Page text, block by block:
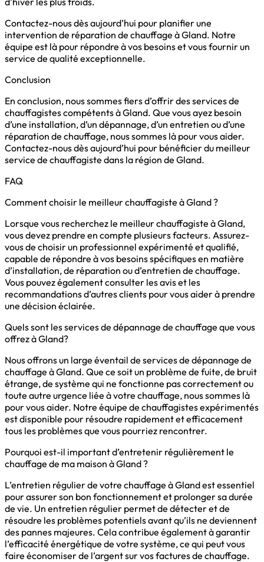
Contactez-nous dès aujourd’hui pour planifier une
intervention de réparation de chauffage à Gland. Notre
équipe est là pour répondre à vos besoins et vous fournir un
service de qualité exceptionnelle.
Conclusion
En conclusion, nous sommes fiers d’offrir des services de
chauffagistes compétents à Gland. Que vous ayez besoin
d’une installation, d’un dépannage, d’un entretien ou d’une
réparation de chauffage, nous sommes là pour vous aider.
Contactez-nous dès aujourd’hui pour bénéficier du meilleur
service de chauffagiste dans la région de Gland.
FAQ
Comment choisir le meilleur chauffagiste à Gland ?
Lorsque vous recherchez le meilleur chauffagiste à Gland,
vous devez prendre en compte plusieurs facteurs. Assurez-
vous de choisir un professionnel expérimenté et qualifié,
capable de répondre à vos besoins spécifiques en matière
d’installation, de réparation ou d’entretien de chauffage.
Vous pouvez également consulter les avis et les
recommandations d’autres clients pour vous aider à prendre
une décision éclairée.
Quels sont les services de dépannage de chauffage que vous
offrez à Gland?
Nous offrons un large éventail de services de dépannage de
chauffage à Gland. Que ce soit un problème de fuite, de bruit
étrange, de système qui ne fonctionne pas correctement ou
toute autre urgence liée à votre chauffage, nous sommes là
pour vous aider. Notre équipe de chauffagistes expérimentés
est disponible pour résoudre rapidement et efficacement
tous les problèmes que vous pourriez rencontrer.
Pourquoi est-il important d’entretenir régulièrement le
chauffage de ma maison à Gland ?
L’entretien régulier de votre chauffage à Gland est essentiel
pour assurer son bon fonctionnement et prolonger sa durée
de vie. Un entretien régulier permet de détecter et de
résoudre les problèmes potentiels avant qu’ils ne deviennent
des pannes majeures. Cela contribue également à garantir
l’efficacité énergétique de votre système, ce qui peut vous
faire économiser de l’argent sur vos factures de chauffage.